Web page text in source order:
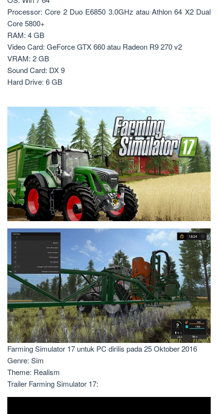
Processor: Core 2 Duo E6850 3.0GHz atau Athlon 64 X2 Dual
Core 5800+
RAM: 4 GB
Video Card: GeForce GTX 660 atau Radeon R9 270 v2
VRAM: 2 GB
Sound Card: DX 9
Hard Drive: 6 GB
Farming Simulator 17 untuk PC dirilis pada 25 Oktober 2016
Genre: Sim
Theme: Realism
Trailer Farming Simulator 17: